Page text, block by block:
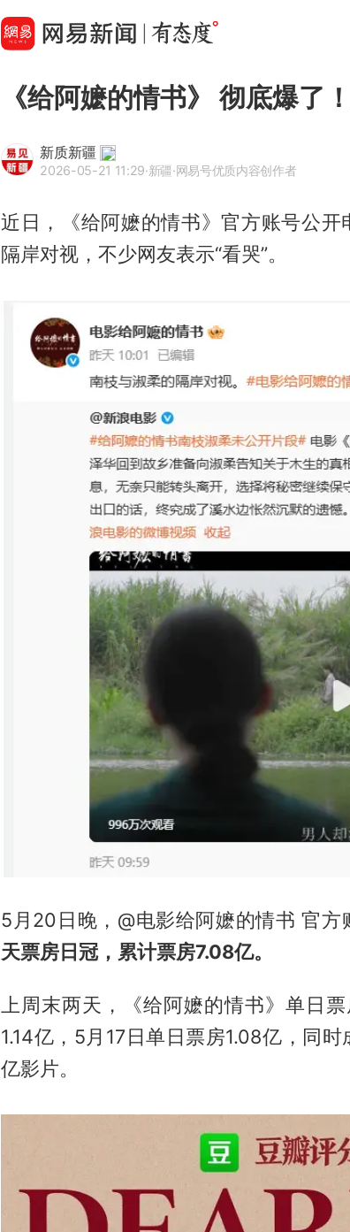
《给阿嬷的情书》 彻底爆了
新质新疆
2026-05-21 11:29·新疆·网易号优质内容创作者
近日，《给阿嬷的情书》官方账号公
隔岸对视，不少网友表示“看哭”。
5月20日晚，@电影给阿嬷的情书 官方
天票房日冠，累计票房7.08亿。
上周末两天，《给阿嬷的情书》单日
1.14亿，5月17日单日票房1.08亿，同
亿影片。